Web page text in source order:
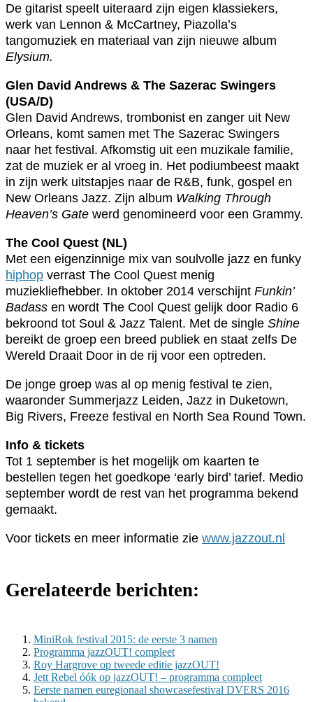
De gitarist speelt uiteraard zijn eigen klassiekers,
werk van Lennon & McCartney, Piazolla’s
tangomuziek en materiaal van zijn nieuwe album
Elysium.
Glen David Andrews & The Sazerac Swingers
(USA/D)
Glen David Andrews, trombonist en zanger uit New
Orleans, komt samen met The Sazerac Swingers
naar het festival. Afkomstig uit een muzikale familie,
zat de muziek er al vroeg in. Het podiumbeest maakt
in zijn werk uitstapjes naar de R&B, funk, gospel en
New Orleans Jazz. Zijn album Walking Through
Heaven’s Gate werd genomineerd voor een Grammy.
The Cool Quest (NL)
Met een eigenzinnige mix van soulvolle jazz en funky
hiphop verrast The Cool Quest menig
muziekliefhebber. In oktober 2014 verschijnt Funkin’
Badass en wordt The Cool Quest gelijk door Radio 6
bekroond tot Soul & Jazz Talent. Met de single Shine
bereikt de groep een breed publiek en staat zelfs De
Wereld Draait Door in de rij voor een optreden.
De jonge groep was al op menig festival te zien,
waaronder Summerjazz Leiden, Jazz in Duketown,
Big Rivers, Freeze festival en North Sea Round Town.
Info & tickets
Tot 1 september is het mogelijk om kaarten te
bestellen tegen het goedkope ‘early bird’ tarief. Medio
september wordt de rest van het programma bekend
gemaakt.
Voor tickets en meer informatie zie www.jazzout.nl
Gerelateerde berichten:
MiniRok festival 2015: de eerste 3 namen
Programma jazzOUT! compleet
Roy Hargrove op tweede editie jazzOUT!
Jett Rebel óók op jazzOUT! – programma compleet
Eerste namen euregionaal showcasefestival DVERS 2016